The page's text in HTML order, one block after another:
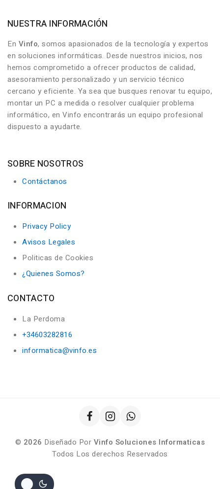
NUESTRA INFORMACIÓN
En Vinfo, somos apasionados de la tecnología y expertos
en soluciones informáticas. Desde nuestros inicios, nos
hemos comprometido a ofrecer productos de calidad,
asesoramiento personalizado y un servicio técnico
cercano y eficiente. Ya sea que busques renovar tu equipo,
montar un PC a medida o resolver cualquier problema
informático, en Vinfo encontrarás un equipo profesional
dispuesto a ayudarte.
SOBRE NOSOTROS
Contáctanos
INFORMACION
Privacy Policy
Avisos Legales
Politicas de Cookies
¿Quienes Somos?
CONTACTO
La Perdoma
+34603282816
informatica@vinfo.es
© 2026 Diseñado Por Vinfo Soluciones Informaticas
Todos Los derechos Reservados